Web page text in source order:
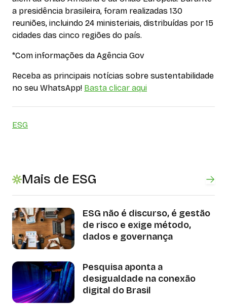
a presidência brasileira, foram realizadas 130
reuniões, incluindo 24 ministeriais, distribuídas por 15
cidades das cinco regiões do país.
*Com informações da Agência Gov
Receba as principais notícias sobre sustentabilidade
no seu WhatsApp! Basta clicar aqui
ESG
Mais de ESG
ESG não é discurso, é gestão
de risco e exige método,
dados e governança
Pesquisa aponta a
desigualdade na conexão
digital do Brasil